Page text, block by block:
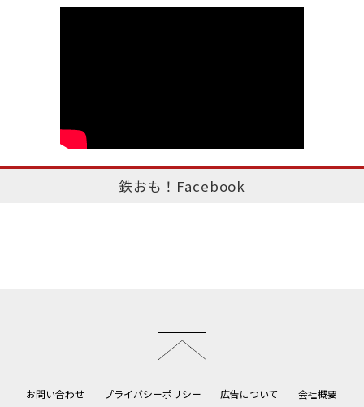
鉄おも！Facebook
お問い合わせ プライバシーポリシー 広告について 会社概要